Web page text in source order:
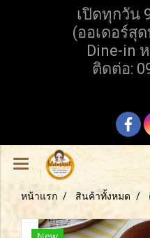
เปิดทุกวัน
(ออเดอร์สุ
Dine-in
ติดต่อ:
หน้าแรก สินค้าทั้งหมด